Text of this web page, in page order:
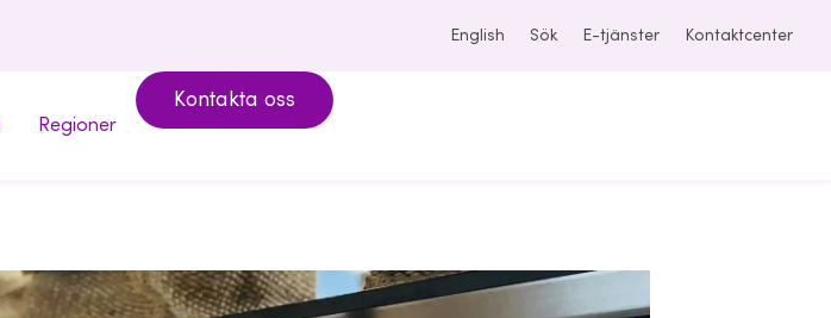
English Sök E-tjänster Kontaktcenter
Regioner
Kontakta oss